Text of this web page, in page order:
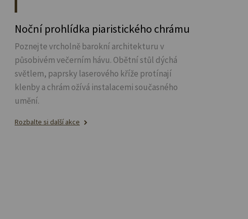
Noční prohlídka piaristického chrámu
Poznejte vrcholně barokní architekturu v
působivém večerním hávu. Obětní stůl dýchá
světlem, paprsky laserového kříže protínají
klenby a chrám ožívá instalacemi současného
umění.
Rozbalte si další akce